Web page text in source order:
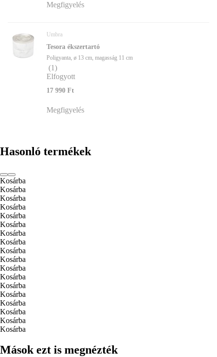
Megfigyelés
Umbra
Tesora ékszertartó
Poligyanta, ø 13 cm, magasság 11 cm
(1)
Elfogyott
17 990 Ft
Megfigyelés
Hasonló termékek
Kosárba
Kosárba
Kosárba
Kosárba
Kosárba
Kosárba
Kosárba
Kosárba
Kosárba
Kosárba
Kosárba
Kosárba
Kosárba
Kosárba
Kosárba
Kosárba
Kosárba
Kosárba
Mások ezt is megnézték